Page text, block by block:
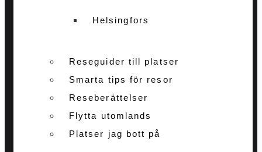
Helsingfors
Reseguider till platser
Smarta tips för resor
Reseberättelser
Flytta utomlands
Platser jag bott på